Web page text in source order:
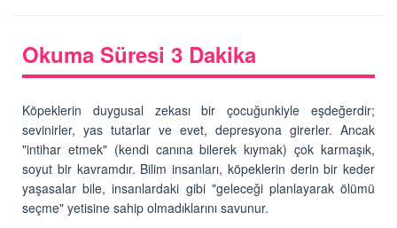
Okuma Süresi 3 Dakika
Köpeklerin duygusal zekası bir çocuğunkiyle eşdeğerdir;
sevinirler, yas tutarlar ve evet, depresyona girerler. Ancak
"intihar etmek" (kendi canına bilerek kıymak) çok karmaşık,
soyut bir kavramdır. Bilim insanları, köpeklerin derin bir keder
yaşasalar bile, insanlardaki gibi "geleceği planlayarak ölümü
seçme" yetisine sahip olmadıklarını savunur.